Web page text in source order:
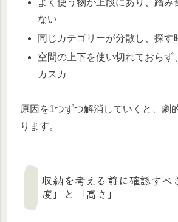
よく使う物が上段にあり、踏み
ない
同じカテゴリーが分散し、探す
空間の上下を使い切れておらず
カスカ
原因を1つずつ解消していくと、劇
ります。
収納を考える前に確認すべ
度」と「高さ」